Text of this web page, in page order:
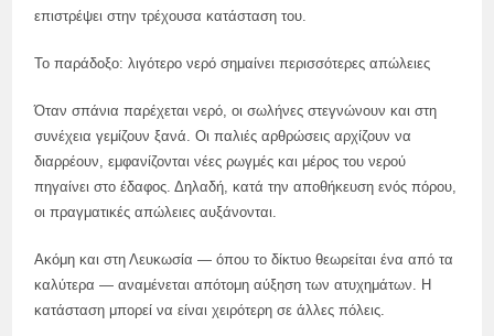
επιστρέψει στην τρέχουσα κατάσταση του.
Το παράδοξο: λιγότερο νερό σημαίνει περισσότερες απώλειες
Όταν σπάνια παρέχεται νερό, οι σωλήνες στεγνώνουν και στη
συνέχεια γεμίζουν ξανά. Οι παλιές αρθρώσεις αρχίζουν να
διαρρέουν, εμφανίζονται νέες ρωγμές και μέρος του νερού
πηγαίνει στο έδαφος. Δηλαδή, κατά την αποθήκευση ενός πόρου,
οι πραγματικές απώλειες αυξάνονται.
Ακόμη και στη Λευκωσία — όπου το δίκτυο θεωρείται ένα από τα
καλύτερα — αναμένεται απότομη αύξηση των ατυχημάτων. Η
κατάσταση μπορεί να είναι χειρότερη σε άλλες πόλεις.